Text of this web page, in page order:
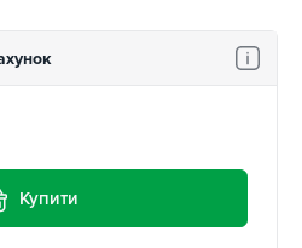
Купити